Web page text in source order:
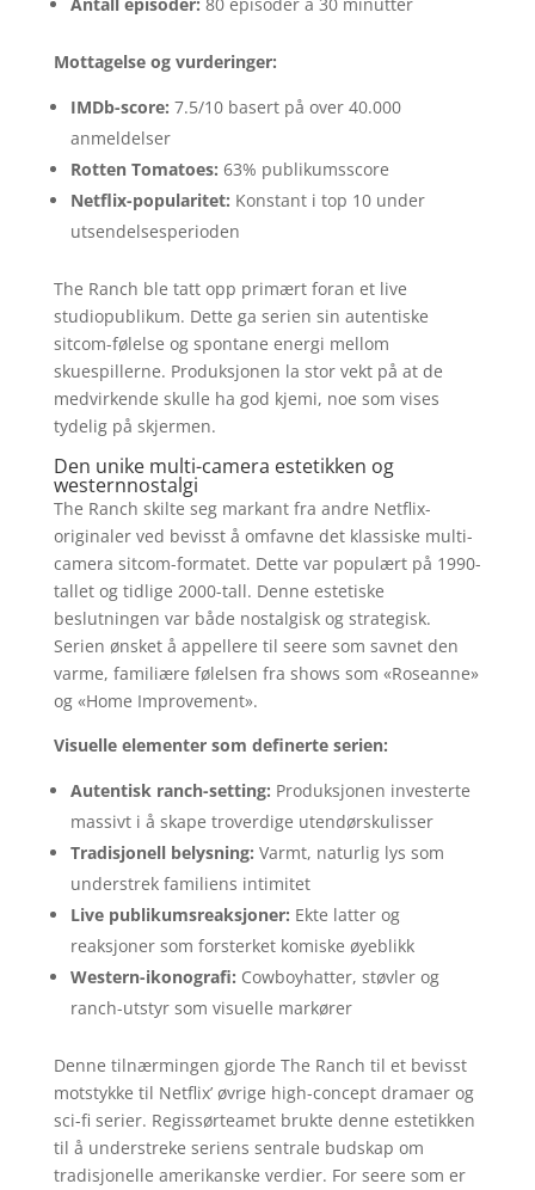
Mottagelse og vurderinger:
IMDb-score: 7.5/10 basert på over 40.000
anmeldelser
Rotten Tomatoes: 63% publikumsscore
Netflix-popularitet: Konstant i top 10 under
utsendelses­perioden
The Ranch ble tatt opp primært foran et live
studiopublikum. Dette ga serien sin autentiske
sitcom-følelse og spontane energi mellom
skuespillerne. Produksjonen la stor vekt på at de
medvirkende skulle ha god kjemi, noe som vises
tydelig på skjermen.
Den unike multi-camera estetikken og
westernnostalgi
The Ranch skilte seg markant fra andre Netflix-
originaler ved bevisst å omfavne det klassiske multi-
camera sitcom-formatet. Dette var populært på 1990-
tallet og tidlige 2000-tall. Denne estetiske
beslutningen var både nostalgisk og strategisk.
Serien ønsket å appellere til seere som savnet den
varme, familiære følelsen fra shows som «Roseanne»
og «Home Improvement».
Visuelle elementer som definerte serien:
Autentisk ranch-setting: Produksjonen investerte
massivt i å skape troverdige utendørskulisser
Tradisjonell belysning: Varmt, naturlig lys som
understrek familiens intimitet
Live publikumsreaksjoner: Ekte latter og
reaksjoner som forsterket komiske øyeblikk
Western-ikonografi: Cowboyhatter, støvler og
ranch-utstyr som visuelle markører
Denne tilnærmingen gjorde The Ranch til et bevisst
motstykke til Netflix’ øvrige high-concept dramaer og
sci-fi serier. Regissørteamet brukte denne estetikken
til å understreke seriens sentrale budskap om
tradisjonelle amerikanske verdier. For seere som er